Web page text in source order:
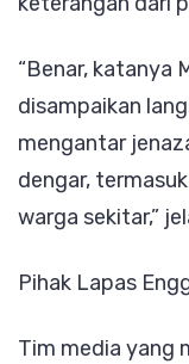
“Benar, katanya
disampaikan
mengantar
dengar,
warga sekitar,”
Pihak Lapas
Tim media yang